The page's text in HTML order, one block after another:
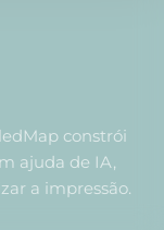
constrói
ajuda de IA,
a impressão.